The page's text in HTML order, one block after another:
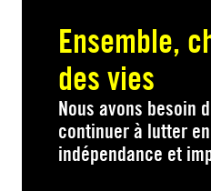
Ensemble,
des vies
Nous avons besoin
continuer à lutter
indépendance et